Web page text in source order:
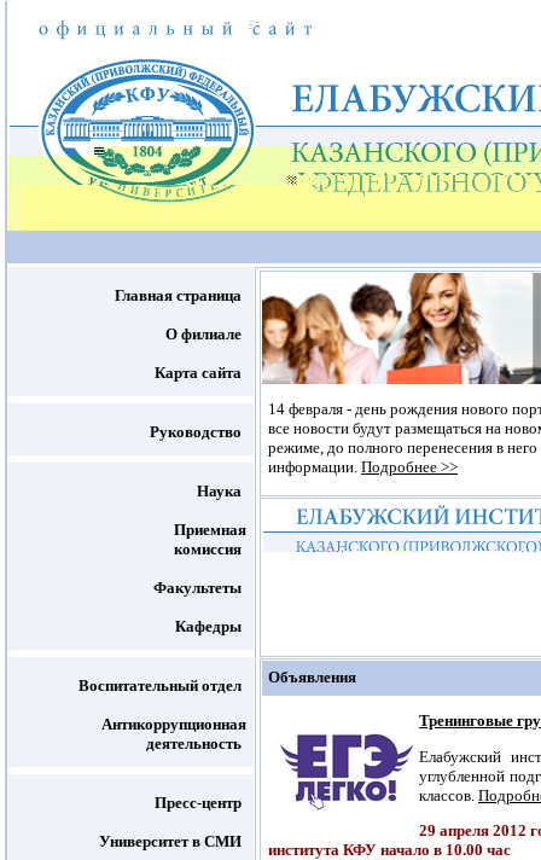
Главная страница
О филиале
Карта сайта
Руководство
Наука
Приемная
комиссия
Факультеты
Кафедры
Воспитательный отдел
Антикоррупционная
деятельность
Пресс-центр
Университет в СМИ
14 февраля - день рождения нового
все новости будут размещаться на
режиме, до полного перенесения в него
информации. Подробнее >>
Объявления
Тренинговые
Елабужский
углубленной
классов.
29 апреля
института КФУ начало в 10.00 час